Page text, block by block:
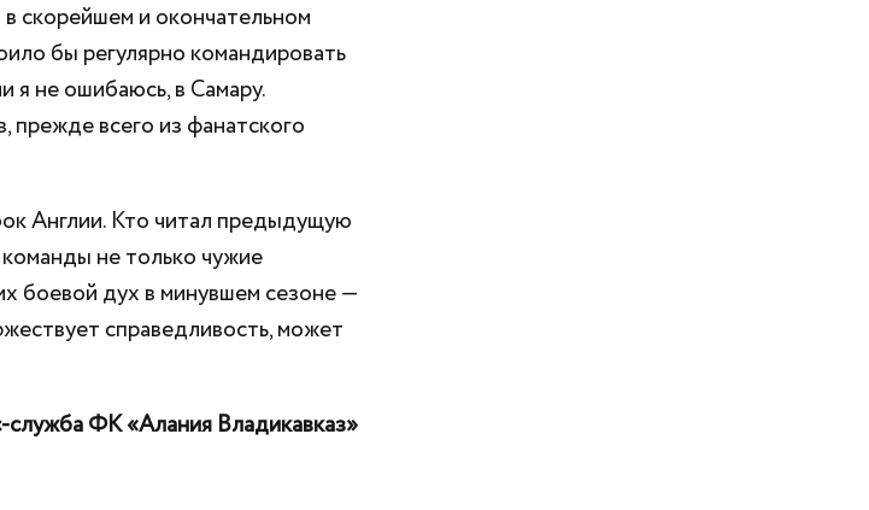
скорейшем и окончательном
бы регулярно командировать
я не ошибаюсь, в Самару.
всего из фанатского
Англии. Кто читал предыдущую
не только чужие
боевой дух в минувшем сезоне —
справедливость, может
ФК «Алания Владикавказ»